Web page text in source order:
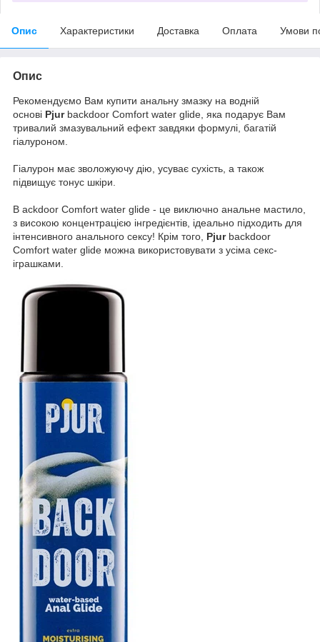
Опис Характеристики Доставка Оплата Умови
Опис
Рекомендуємо Вам купити анальну змазку на водній
основі Pjur backdoor Comfort water glide, яка подарує Вам
тривалий змазувальний ефект завдяки формулі, багатій
гіалуроном.
Гіалурон має зволожуючу дію, усуває сухість, а також
підвищує тонус шкіри.
B ackdoor Comfort water glide - це виключно анальне мастило,
з високою концентрацією інгредієнтів, ідеально підходить для
інтенсивного анального сексу! Крім того, Pjur backdoor
Comfort water glide можна використовувати з усіма секс-
іграшками.